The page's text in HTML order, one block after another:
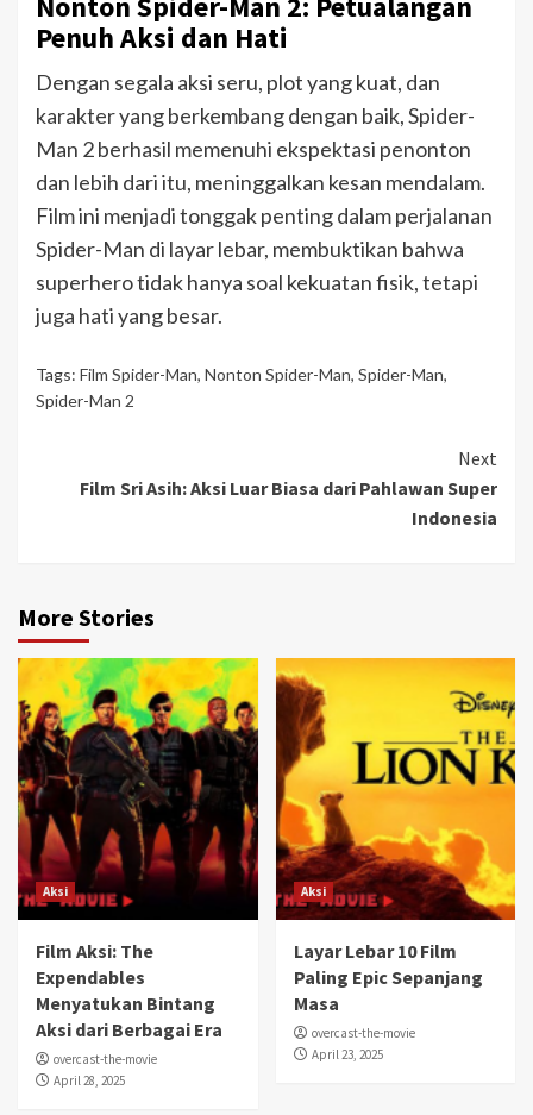
Penuh Aksi dan Hati
Dengan segala aksi seru, plot yang kuat, dan
karakter yang berkembang dengan baik, Spider-
Man 2 berhasil memenuhi ekspektasi penonton
dan lebih dari itu, meninggalkan kesan mendalam.
Film ini menjadi tonggak penting dalam perjalanan
Spider-Man di layar lebar, membuktikan bahwa
superhero tidak hanya soal kekuatan fisik, tetapi
juga hati yang besar.
Tags: Film Spider-Man, Nonton Spider-Man, Spider-Man,
Spider-Man 2
Reading
Next
Film Sri Asih: Aksi Luar Biasa dari Pahlawan Super
Indonesia
More Stories
Aksi
Film Aksi: The
Expendables
Menyatukan Bintang
Aksi dari Berbagai Era
overcast-the-movie
April 28, 2025
Aksi
Layar Lebar 10 Film
Paling Epic Sepanjang
Masa
overcast-the-movie
April 23, 2025